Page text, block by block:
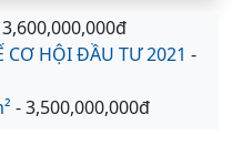
CƠ HỘI ĐẦU TƯ 2021 -
- 3,500,000,000đ